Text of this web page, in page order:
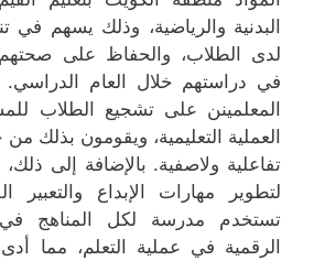
البدنية والرياضية، وذلك يسهم في
لدى الطلاب، والحفاظ على
في دراستهم خلال العام الدراسي.
المعلمينن على تشجيع الطلاب
العملية التعليمية، ويقومون بذلك
تفاعلية ولاصفية. بالإضافة إلى ذلك،
لتطوير مهارات الإبداع والتعبير
تستخدم مدرسة لكل المناهج في
الرقمية في عملية التعلم، مما